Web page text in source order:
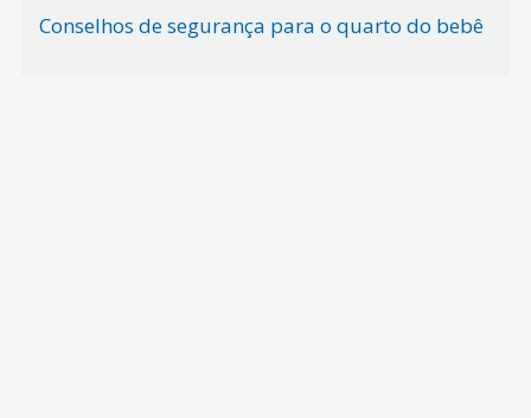
Conselhos de segurança para o quarto do bebê